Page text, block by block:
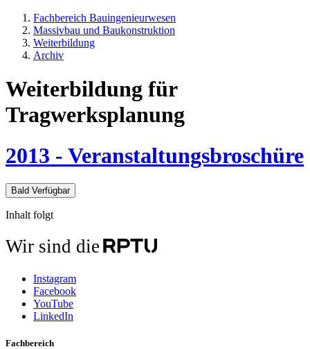
Fachbereich Bauingenieurwesen
Massivbau und Baukonstruktion
Weiterbildung
Archiv
Weiterbildung für
Tragwerksplanung
2013 - Veranstaltungsbroschüre
Bald Verfügbar
Inhalt folgt
Wir sind die
Instagram
Facebook
YouTube
LinkedIn
Fachbereich